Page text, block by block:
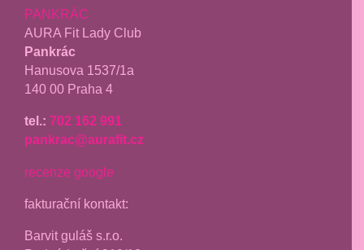
PANKRÁC
AURA Fit Lady Club
Pankrác
Hanusova 1537/1a
140 00 Praha 4
tel.: 702 162 991
pankrac@aurafit.cz
recenze google
fakturační kontakt:
Barvit guláš s.r.o.